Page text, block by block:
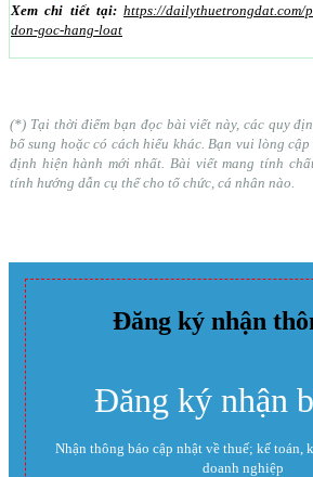
Xem chi tiết tại: https://dailythuetrongdat.com/
don-goc-hang-loat
(*) Tại thời điểm bạn đọc bài viết này, các quy
bổ sung hoặc có cách hiểu khác. Bạn vui lòng
định hiện hành mới nhất. Bài viết mang tính
tính hướng dẫn cụ thể cho tổ chức, cá nhân nào.
Đăng ký nhận
Đăng ký nhận
Nhận thông báo cập nhật về thuế; kế toán,
doanh nghiệp